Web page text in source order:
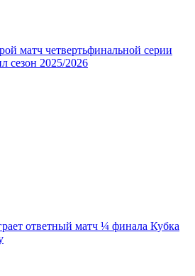
матч четвертьфинальной серии
сезон 2025/2026
ответный матч ¼ финала Кубка